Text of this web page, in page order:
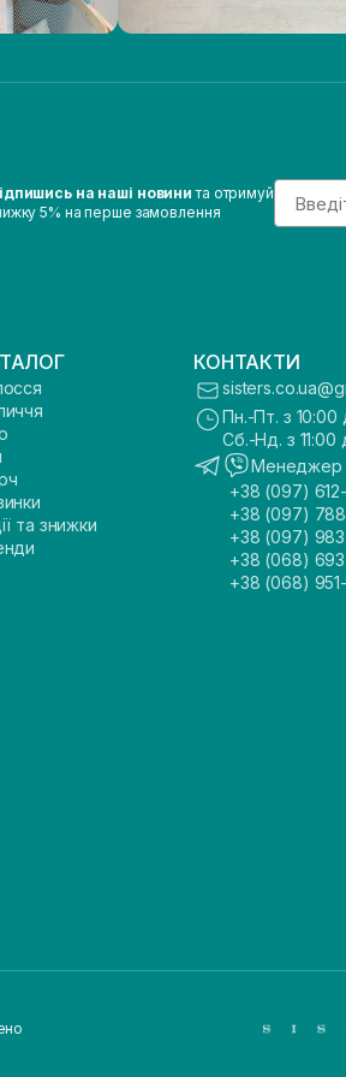
на наші новини та отримуй
5% на перше замовлення
Email
та знижки
КОНТАКТИ
Пн.-Пт. з 10:00
Сб.-Нд. з 11:00
Менеджер
+38 (097)
+38 (097)
+38 (097)
+38 (068)
+38 (068)